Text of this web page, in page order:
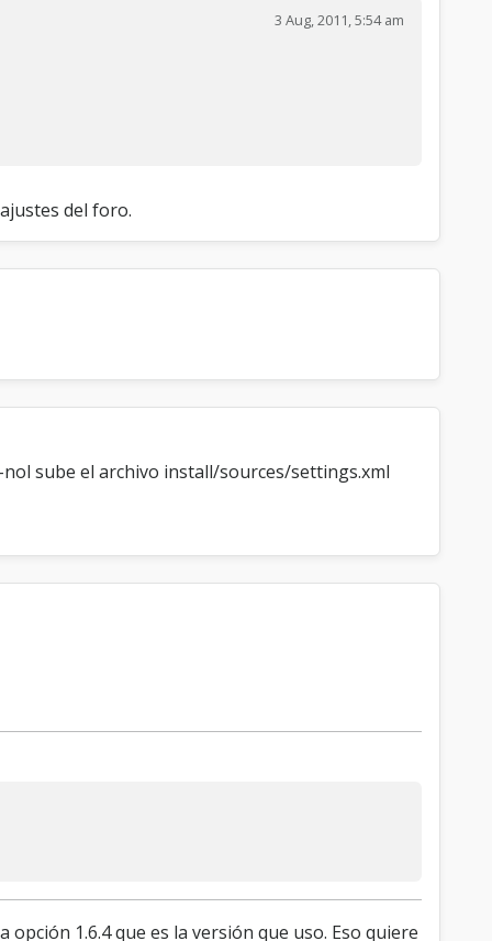
3 Aug, 2011, 5:54 am
del foro.
sube el archivo install/sources/settings.xml
1.6.4 que es la versión que uso. Eso quiere